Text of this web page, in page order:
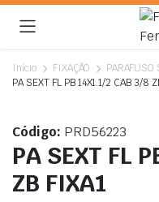
Início FIXAÇÃO
PARAFUSO
PA SEXT FL PB 14X1.1/2 CAB 3/8
Código: PRD56223
PA SEXT FL
ZB FIXA1